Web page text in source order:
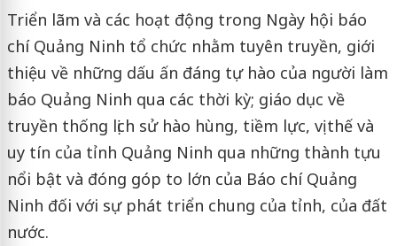
Triển lãm và các hoạt động trong Ngày hội báo
chí Quảng Ninh tổ chức nhằm tuyên truyền, giới
thiệu về những dấu ấn đáng tự hào của người làm
báo Quảng Ninh qua các thời kỳ; giáo dục về
truyền thống lịch sử hào hùng, tiềm lực, vị thế và
uy tín của tỉnh Quảng Ninh qua những thành tựu
nổi bật và đóng góp to lớn của Báo chí Quảng
Ninh đối với sự phát triển chung của tỉnh, của đất
nước.